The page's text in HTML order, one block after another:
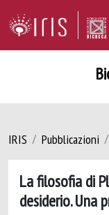
IRIS Pubblicazioni
La filosofia di
desiderio. Una